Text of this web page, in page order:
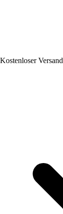
Kostenloser Versand